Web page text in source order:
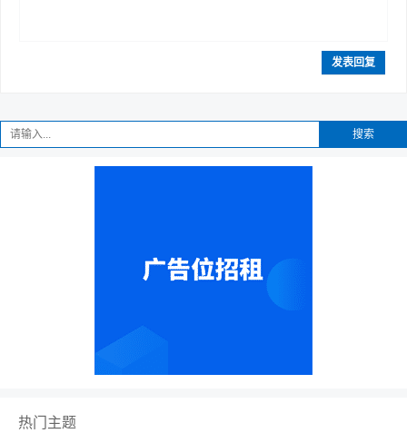
发表回复
搜索
热门主题